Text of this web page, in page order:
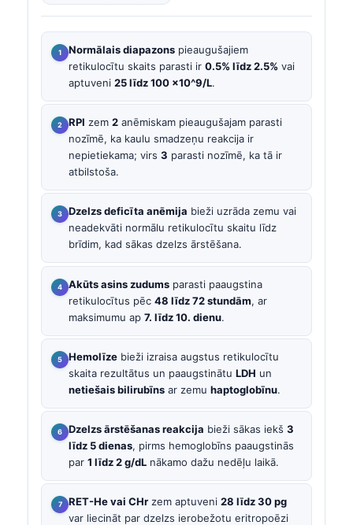
Normālais diapazons pieaugušajiem
retikulocītu skaits parasti ir 0.5% līdz 2.5% vai
aptuveni 25 līdz 100 ×10^9/L.
RPI zem 2 anēmiskam pieaugušajam parasti
nozīmē, ka kaulu smadzeņu reakcija ir
nepietiekama; virs 3 parasti nozīmē, ka tā ir
atbilstoša.
Dzelzs deficīta anēmija bieži uzrāda zemu vai
neadekvāti normālu retikulocītu skaitu līdz
brīdim, kad sākas dzelzs ārstēšana.
Akūts asins zudums parasti paaugstina
retikulocītus pēc 48 līdz 72 stundām, ar
maksimumu ap 7. līdz 10. dienu.
Hemolīze bieži izraisa augstus retikulocītu
skaita rezultātus un paaugstinātu LDH un
netiešais bilirubīns ar zemu haptoglobīnu.
Dzelzs ārstēšanas reakcija bieži sākas iekš 3
līdz 5 dienas, pirms hemoglobīns paaugstinās
par 1 līdz 2 g/dL nākamo dažu nedēļu laikā.
RET-He vai CHr zem aptuveni 28 līdz 30 pg
var liecināt par dzelzs ierobežotu eritropoēzi